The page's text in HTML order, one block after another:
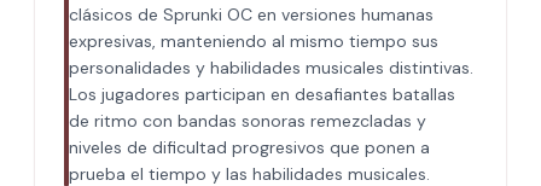
clásicos de Sprunki OC en versiones humanas
expresivas, manteniendo al mismo tiempo sus
personalidades y habilidades musicales distintivas.
Los jugadores participan en desafiantes batallas
de ritmo con bandas sonoras remezcladas y
niveles de dificultad progresivos que ponen a
prueba el tiempo y las habilidades musicales.